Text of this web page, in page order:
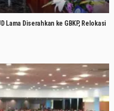
Lama Diserahkan ke GBKP, Relokasi